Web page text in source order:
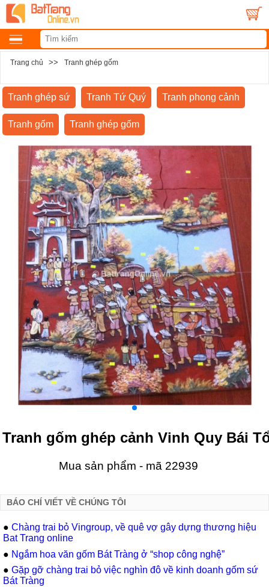
Trang chủ >> Tranh ghép gốm
Tranh ghép sứ Tranh Tứ Quý Tranh phong cảnh
Tranh gốm Tranh ghép gốm
Tranh gốm ghép cảnh Vinh Quy Bái
Mua sản phẩm - mã 22939
BÁO CHÍ VIẾT VỀ CHÚNG TÔI
● Chàng trai bỏ Vingroup, về quê vợ gây dựng thương hiệu
Bat Trang online
● Ngắm hoa văn gốm Bát Tràng ở “shop công nghệ”
● Gặp gỡ chàng trai bỏ việc nghìn đô về kinh doanh gốm sứ
Bát Tràng